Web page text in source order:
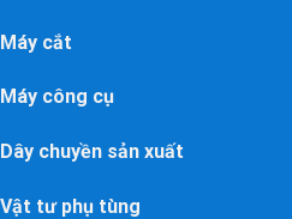
Máy cắt
Máy công cụ
Dây chuyền sản xuất
Vật tư phụ tùng